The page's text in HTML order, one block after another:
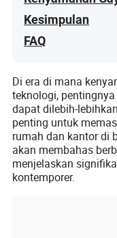
Kesimpulan
FAQ
Di era di mana
teknologi,
dapat dilebih-
penting untuk
rumah dan kantor di
akan membahas
menjelaskan
kontemporer.